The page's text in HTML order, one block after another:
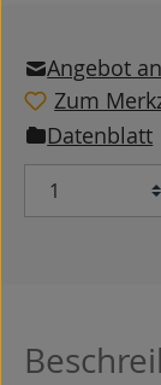
Angebot
Zum
Datenblatt